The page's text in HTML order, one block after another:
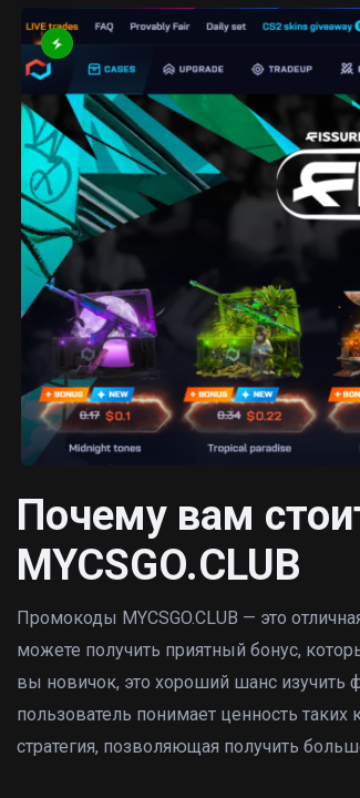
Почему вам
MYCSGO.CLUB
Промокоды MYCSGO.CLUB — это
можете получить приятный бонус,
вы новичок, это хороший шанс
пользователь понимает ценность
стратегия, позволяющая получить